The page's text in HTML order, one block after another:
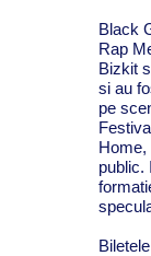
Black
Rap
Bizkit
si au
pe
Home,
public.
Biletele